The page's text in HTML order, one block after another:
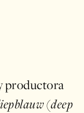
productora
(deep